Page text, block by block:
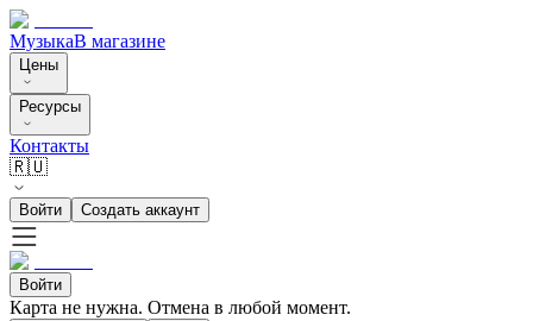
МузыкаВ магазине
Цены
Ресурсы
Контакты
🇷🇺
Войти Создать аккаунт
Войти
Карта не нужна. Отмена в любой момент.